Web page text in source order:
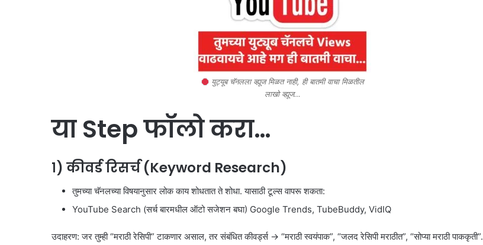
युट्यूब चॅनलला व्ह्यूज मिळत नाही, ही बातमी वाचा मिळतील
लाखो व्ह्यूज…
या Step फॉलो करा…
१) कीवर्ड रिसर्च (Keyword Research)
तुमच्या चॅनलच्या विषयानुसार लोक काय शोधतात ते शोधा. यासाठी टूल्स वापरू शकता:
YouTube Search (सर्च बारमधील ऑटो सजेशन बघा) Google Trends, TubeBuddy, VidIQ
उदाहरण: जर तुम्ही “मराठी रेसिपी” टाकणार असाल, तर संबंधित कीवर्ड्स → “मराठी स्वयंपाक”, “जलद रेसिपी मराठीत”, “सोप्या मराठी पाककृती”.